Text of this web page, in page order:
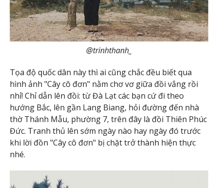
@trinhthanh_
Tọa độ quốc dân này thì ai cũng chắc đều biết qua
hình ảnh "Cây cô đơn" nằm chơ vơ giữa đồi vắng rồi
nhỉ! Chỉ dẫn lên đồi: từ Đà Lạt các bạn cứ đi theo
hướng Bắc, lên gần Lang Biang, hỏi đường đến nhà
thờ Thánh Mẫu, phường 7, trên đây là đồi Thiên Phúc
Đức. Tranh thủ lên sớm ngày nào hay ngày đó trước
khi lời đồn "Cây cô đơn" bị chặt trở thành hiện thực
nhé.